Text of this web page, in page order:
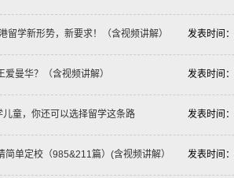
留学新形势，新要求！（含视频讲解） 发表时间：
爱曼华？（含视频讲解） 发表时间：
儿童，你还可以选择留学这条路 发表时间：
简单定校（985&211篇）(含视频讲解） 发表时间：